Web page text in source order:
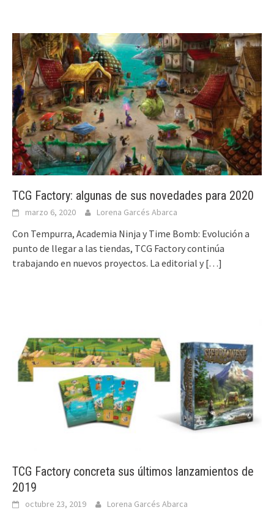
TCG Factory: algunas de sus novedades para 2020
marzo 6, 2020 Lorena Garcés Abarca
Con Tempurra, Academia Ninja y Time Bomb: Evolución a
punto de llegar a las tiendas, TCG Factory continúa
trabajando en nuevos proyectos. La editorial y […]
TCG Factory concreta sus últimos lanzamientos de
2019
octubre 23, 2019 Lorena Garcés Abarca